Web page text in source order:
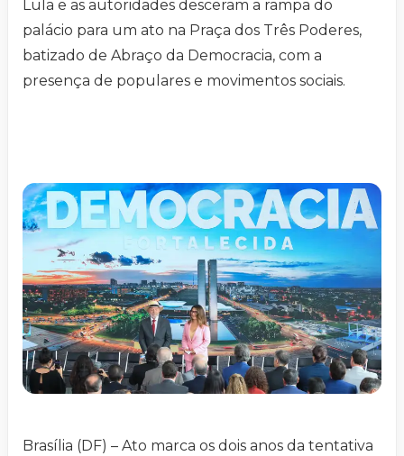
Lula e as autoridades desceram a rampa do
palácio para um ato na Praça dos Três Poderes,
batizado de Abraço da Democracia, com a
presença de populares e movimentos sociais.
Brasília (DF) – Ato marca os dois anos da tentativa